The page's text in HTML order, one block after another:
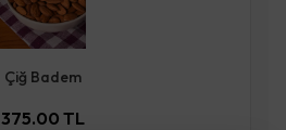
Çiğ Badem
375.00 TL